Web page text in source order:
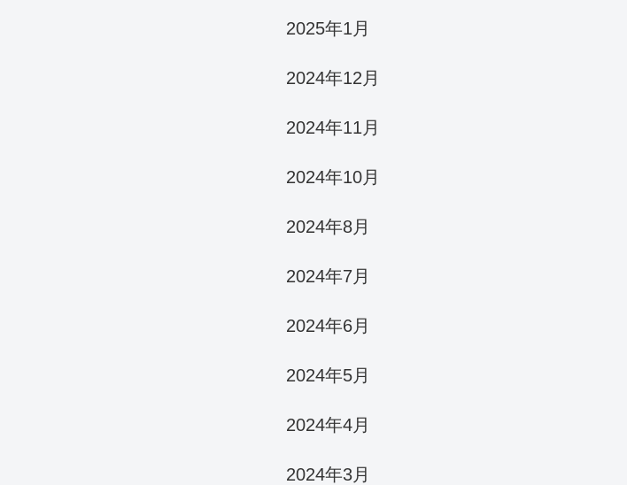
2025年1月
2024年12月
2024年11月
2024年10月
2024年8月
2024年7月
2024年6月
2024年5月
2024年4月
2024年3月